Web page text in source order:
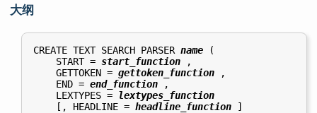
大纲
CREATE TEXT SEARCH PARSER name (
    START =
start_function ,
    GETTOKEN =
gettoken_function ,
    END =
end_function ,
    LEXTYPES =
lextypes_function
    [, HEADLINE =
headline_function ]